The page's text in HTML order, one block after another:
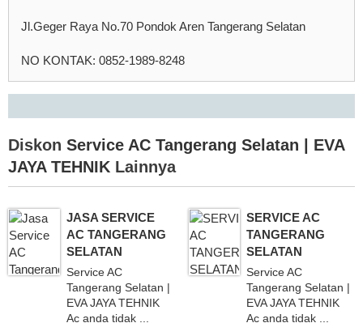
Jl.Geger Raya No.70 Pondok Aren Tangerang Selatan
NO KONTAK: 0852-1989-8248
Diskon Service AC Tangerang Selatan | EVA
JAYA TEHNIK Lainnya
JASA SERVICE
AC TANGERANG
SELATAN
Service AC
Tangerang Selatan |
EVA JAYA TEHNIK
Ac anda tidak ...
SERVICE AC
TANGERANG
SELATAN
Service AC
Tangerang Selatan |
EVA JAYA TEHNIK
Ac anda tidak ...